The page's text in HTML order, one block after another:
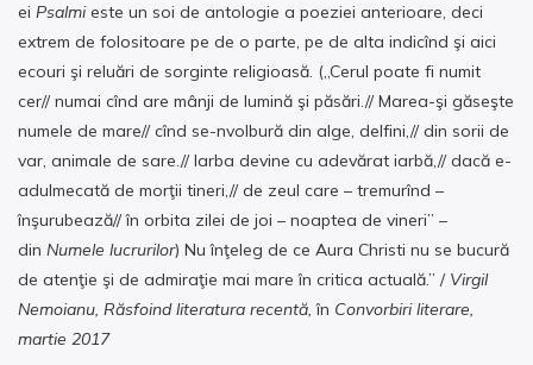
ei Psalmieste un soi de antologie a poeziei anterioare, deci
extrem de folositoare pe de o parte, pe de alta indicînd şi aici
ecouri şi reluări de sorginte religioasă. („Cerul poate fi numit
cer// numai cînd are mânji de lumină şi păsări.// Marea-şi găseşte
numele de mare// cînd se-nvolbură din alge, delfini,// din sorii de
var, animale de sare.// Iarba devine cu adevărat iarbă,// dacă e-
adulmecată de morţii tineri,// de zeul care – tremurînd –
înşurubează// în orbita zilei de joi – noaptea de vineri” –
din Numele lucrurilor) Nu înţeleg de ce Aura Christi nu se bucură
de atenţie şi de admiraţie mai mare în critica actuală.” / Virgil
Nemoianu, Răsfoind literatura recentă,în Convorbiri literare,
martie 2017